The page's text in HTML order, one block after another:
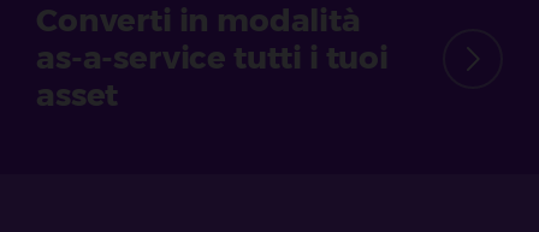
Converti in modalità
as-a-service tutti i tuoi
asset